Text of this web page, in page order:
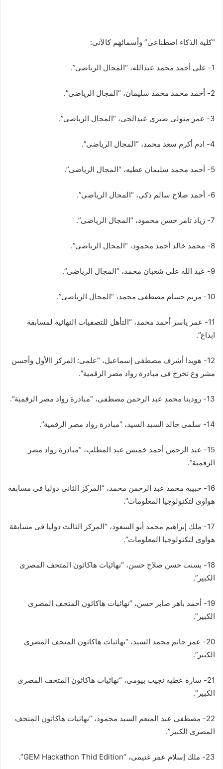
“كلية الذكاء اصطناعى” وأسمائهم كالآتى:
1- على أحمد محمد عبدالله، “المجال الرياضى”.
2- أحمد محمد محمد سلیمان، “المجال الرياضى”.
3- عمر متولی صبری عبدالحی، “المجال الرياضى”.
4- ادم أكرم سعد محمد، “المجال الرياضى”.
5- أحمد محمد سليمان عطيه، “المجال الرياضى”.
6- أحمد صلاح سالم ذكى، “المجال الرياضى”.
7- زیاد تامر حسن محمود، “المجال الرياضى”.
8- محمد خالد أحمد محمود، “المجال الرياضى”.
9- عبد الله على شعبان محمد، “المجال الرياضى”.
10- مریم حسام مصطفى محمد، “المجال الرياضى”.
11- عمر ياسر أحمد محمد، “التأهل للتصفيات النهائية لمسابقة
ابداع”.
12- هويدا أشرف مصطفى إسماعيل، “علمى: المركز االأول وأحسن
مشر وع تخرج فى مبادرة رواد مصر الرقمية”.
13- رودينا محمد عبد الرحمن مصطفى، “مبادرة رواد مصر الرقمية”.
14- سلمى خالد السيد السيد، “مبادرة رواد مصر الرقمية”.
15- عبد الرحمن أحمد خميس عبد المطلب، “مبادرة رواد مصر
الرقمية”.
16- حبيبة محمد عبد الرحمن محمد، “المركز الثانى دوليا فى مسابقة
هواوى لتكنولوجيا المعلومات”.
17- ملك إبراهيم محمد أبو السعود، “المركز الثالث دوليا فى مسابقة
هواوى لتكنولوجيا المعلومات”.
18- بسنت حسن صلاح حسن، “نهائيات هاكاثون المتحف المصرى
الكبير”.
19- أحمد باهر صابر حسن، “نهائيات هاكاثون المتحف المصرى
الكبير”.
20- عمر حاتم محمد السيد، “نهائيات هاكاثون المتحف المصرى
الكبير”.
21- سارة عطية نجيب بيومى، “نهائيات هاكاثون المتحف المصرى
الكبير”.
22- مصطفى عبد المنعم السيد محمود، “نهائيات هاكاثون المتحف
المصرى الكبير”.
23- ملك إسلام عمر غنيمى، “GEM Hackathon Thid Edition”.